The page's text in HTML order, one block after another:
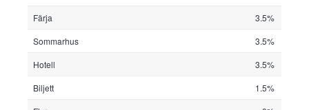
Färja
3.5%
Sommarhus
3.5%
Hotell
3.5%
Biljett
1.5%